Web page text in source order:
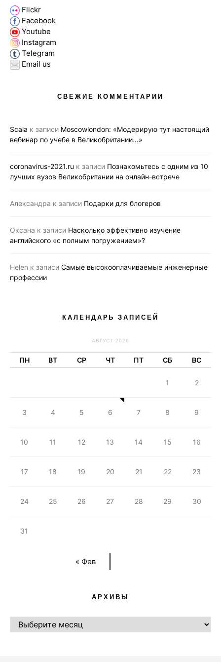
Flickr
Facebook
Youtube
Instagram
Telegram
Email us
СВЕЖИЕ КОММЕНТАРИИ
Scala к записи Moscowlondon: «Модерирую тут настоящий
вебинар по учебе в Великобритании…»
coronavirus-2021.ru к записи Познакомьтесь с одним из 10
лучших вузов Великобритании на онлайн-встрече
Александра к записи Подарки для блогеров
Оксана к записи Насколько эффективно изучение
английского «с полным погружением»?
Helen к записи Самые высокооплачиваемые инженерные
профессии
КАЛЕНДАРЬ ЗАПИСЕЙ
АВГУСТ 2026
ПН ВТ СР ЧТ ПТ СБ ВС
« Фев
1 2
3 4 5 6 7 8 9
10 11 12 13 14 15 16
17 18 19 20 21 22 23
24 25 26 27 28 29 30
31
АРХИВЫ